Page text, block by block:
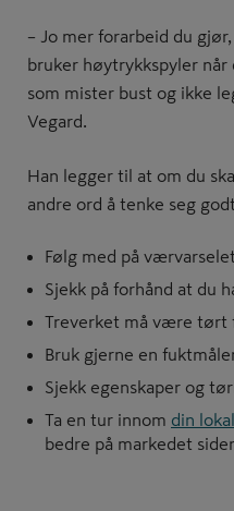
– Jo mer forarbeid du
bruker høytrykkspyler
som mister bust og ikke
Vegard.
Han legger til at om du
andre ord å tenke seg
Følg med på
Sjekk på forhånd at du
Treverket må være tørt
Bruk gjerne en
Sjekk egenskaper og
Ta en tur innom din
bedre på markedet